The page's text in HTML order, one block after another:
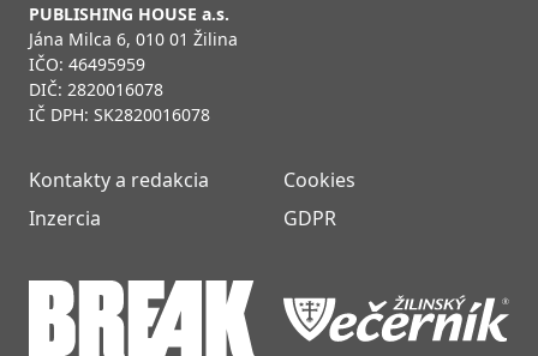
PUBLISHING HOUSE a.s.
Jána Milca 6, 010 01 Žilina
IČO: 46495959
DIČ: 2820016078
IČ DPH: SK2820016078
Kontakty a redakcia
Inzercia
Cookies
GDPR